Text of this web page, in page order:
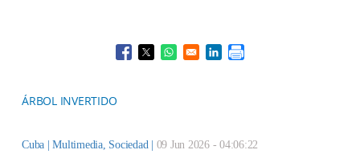
Opens in a new window
Opens in a new window
Opens in a new window
Opens in a new window
ÁRBOL INVERTIDO
Cuba |Multimedia, Sociedad 09 Jun 2026 - 04:06:22